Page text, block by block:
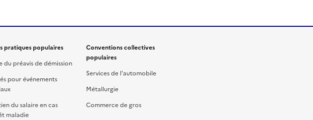
pratiques populaires
du préavis de démission
pour événements
du salaire en cas
maladie
Conventions collectives
populaires
Services de l'automobile
Métallurgie
Commerce de gros